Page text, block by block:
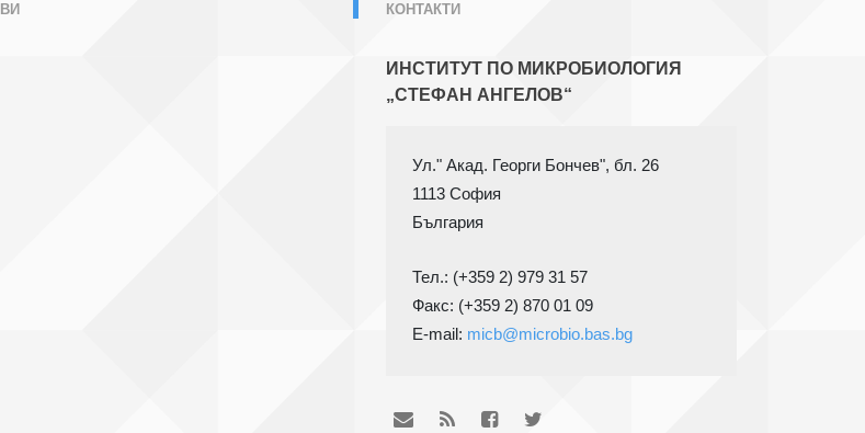
КОНТАКТИ
ИНСТИТУТ ПО МИКРОБИОЛОГИЯ
„СТЕФАН АНГЕЛОВ“
1113 София
Тел.: (+359 2) 979 31 57
Факс: (+359 2) 870 01 09
E-mail: micb@microbio.bas.bg